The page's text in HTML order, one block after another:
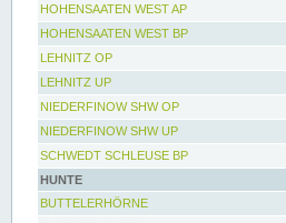
HOHENSAATEN WEST AP
HOHENSAATEN WEST BP
LEHNITZ OP
LEHNITZ UP
NIEDERFINOW SHW OP
NIEDERFINOW SHW UP
SCHWEDT SCHLEUSE BP
HUNTE
BUTTELERHÖRNE